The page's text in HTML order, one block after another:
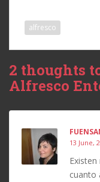
alfresco
2 thoughts
Alfresco
13 June,
cuanto